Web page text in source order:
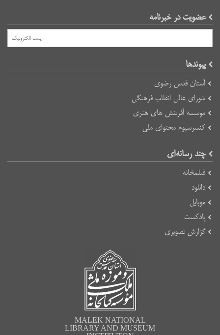
عضویت در خبرنامه
پیوند‌ها
آستان قدس رضوی
شورای عالی انقلاب فرهنگی
موسسه آفرینش های هنری
کنسرسیوم محتوای ملی
چند رسانه‌ای
فیلمخانه
دانلود
موبایل
پادکست
گزارش تصویری
MALEK NATIONAL
LIBRARY AND MUSEUM